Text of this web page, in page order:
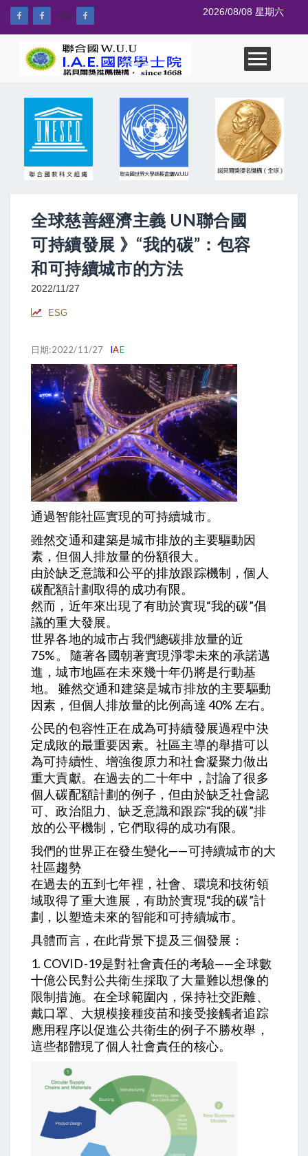
--%> 2026/08/08 星期六
全球慈善經濟主義 UN聯合國
可持續發展 》“我的碳”：包容
和可持續城市的方法
2022/11/27
ESG
日期:2022/11/27 IAE
通過智能社區實現的可持續城市。
雖然交通和建築是城市排放的主要驅動因
素，但個人排放量的份額很大。
由於缺乏意識和公平的排放跟踪機制，個人
碳配額計劃取得的成功有限。
然而，近年來出現了有助於實現“我的碳”倡
議的重大發展。
世界各地的城市占我們總碳排放量的近
75%。 隨著各國朝著實現淨零未來的承諾邁
進，城市地區在未來幾十年仍將是行動基
地。 雖然交通和建築是城市排放的主要驅動
因素，但個人排放量的比例高達 40% 左右。
公民的包容性正在成為可持續發展過程中決
定成敗的最重要因素。社區主導的舉措可以
為可持續性、增強復原力和社會凝聚力做出
重大貢獻。在過去的二十年中，討論了很多
個人碳配額計劃的例子，但由於缺乏社會認
可、政治阻力、缺乏意識和跟踪“我的碳”排
放的公平機制，它們取得的成功有限。
我們的世界正在發生變化——可持續城市的大
社區趨勢
在過去的五到七年裡，社會、環境和技術領
域取得了重大進展，有助於實現“我的碳”計
劃，以塑造未來的智能和可持續城市。
具體而言，在此背景下提及三個發展：
1. COVID-19是對社會責任的考驗——全球數
十億公民對公共衛生採取了大量難以想像的
限制措施。在全球範圍內，保持社交距離、
戴口罩、大規模接種疫苗和接受接觸者追踪
應用程序以促進公共衛生的例子不勝枚舉，
這些都體現了個人社會責任的核心。